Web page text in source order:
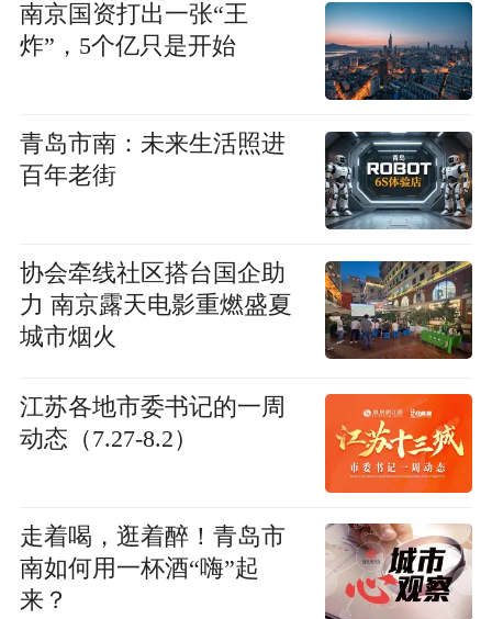
南京国资打出一张“王
炸”，5个亿只是开始
青岛市南：未来生活照进
百年老街
协会牵线社区搭台国企助
力 南京露天电影重燃盛夏
城市烟火
江苏各地市委书记的一周
动态（7.27-8.2）
走着喝，逛着醉！青岛市
南如何用一杯酒“嗨”起
来？